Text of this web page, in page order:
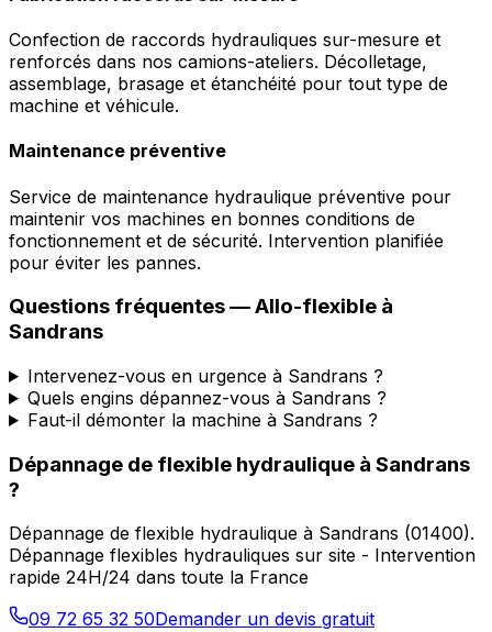
Confection de raccords hydrauliques sur-mesure et
renforcés dans nos camions-ateliers. Décolletage,
assemblage, brasage et étanchéité pour tout type de
machine et véhicule.
Maintenance préventive
Service de maintenance hydraulique préventive pour
maintenir vos machines en bonnes conditions de
fonctionnement et de sécurité. Intervention planifiée
pour éviter les pannes.
Questions fréquentes —Allo-flexible à
Sandrans
Intervenez-vous en urgence à Sandrans ?
Quels engins dépannez-vous à Sandrans ?
Faut-il démonter la machine à Sandrans ?
Dépannage de flexible hydraulique à Sandrans
?
Dépannage de flexible hydraulique à Sandrans (01400).
Dépannage flexibles hydrauliques sur site - Intervention
rapide 24H/24 dans toute la France
09 72 65 32 50Demander un devis gratuit